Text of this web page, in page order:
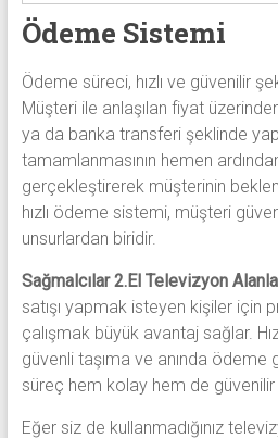
Ödeme Sistemi
Ödeme süreci, hızlı ve güvenilir
Müşteri ile anlaşılan fiyat
ya da banka transferi şeklinde
tamamlanmasının hemen
gerçekleştirerek müşterinin
hızlı ödeme sistemi, müşteri
unsurlardan biridir.
Sağmalcılar 2.El Televizyon
satışı yapmak isteyen kişiler için
çalışmak büyük avantaj sağlar.
güvenli taşıma ve anında ödeme
süreç hem kolay hem de güvenilir
Eğer siz de kullanmadığınız